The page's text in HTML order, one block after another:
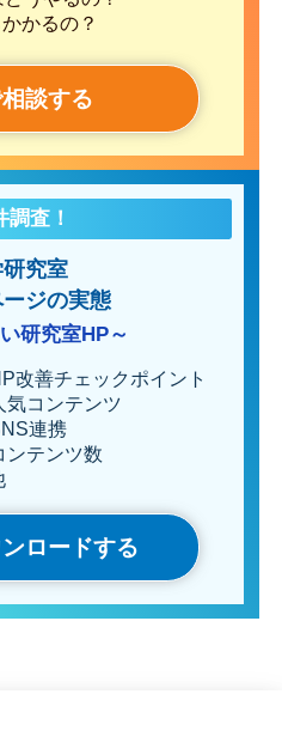
かかるの？
談する
調査！
究室
ジの実態
研究室HP～
改善チェックポイント
気コンテンツ
連携
ンテンツ数
ロードする